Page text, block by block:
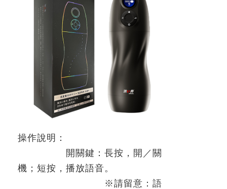
操作說明：
開關鍵：長按，開／關
機；短按，播放語音。
※請留意：語